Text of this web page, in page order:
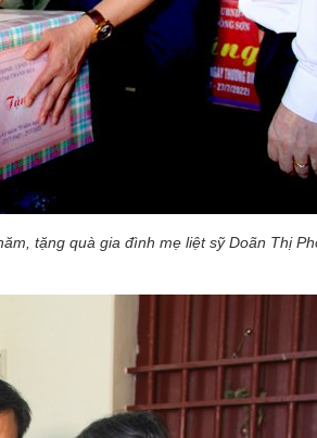
tặng quà gia đình mẹ liệt sỹ Doãn Thị